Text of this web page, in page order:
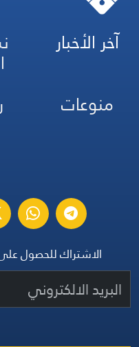
آخر الأخبار
منوعات
الاشتراك للحصول